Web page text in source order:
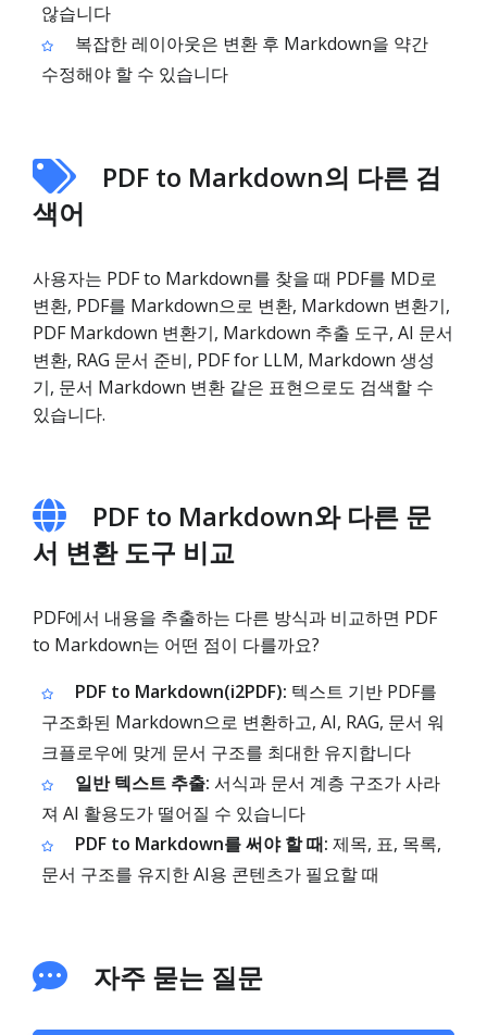
않습니다
복잡한 레이아웃은 변환 후 Markdown을 약간
수정해야 할 수 있습니다
PDF to Markdown의 다른 검
색어
사용자는 PDF to Markdown를 찾을 때 PDF를 MD로
변환, PDF를 Markdown으로 변환, Markdown 변환기,
PDF Markdown 변환기, Markdown 추출 도구, AI 문서
변환, RAG 문서 준비, PDF for LLM, Markdown 생성
기, 문서 Markdown 변환 같은 표현으로도 검색할 수
있습니다.
PDF to Markdown와 다른 문
서 변환 도구 비교
PDF에서 내용을 추출하는 다른 방식과 비교하면 PDF
to Markdown는 어떤 점이 다를까요?
PDF to Markdown(i2PDF): 텍스트 기반 PDF를
구조화된 Markdown으로 변환하고, AI, RAG, 문서 워
크플로우에 맞게 문서 구조를 최대한 유지합니다
일반 텍스트 추출: 서식과 문서 계층 구조가 사라
져 AI 활용도가 떨어질 수 있습니다
PDF to Markdown를 써야 할 때: 제목, 표, 목록,
문서 구조를 유지한 AI용 콘텐츠가 필요할 때
자주 묻는 질문